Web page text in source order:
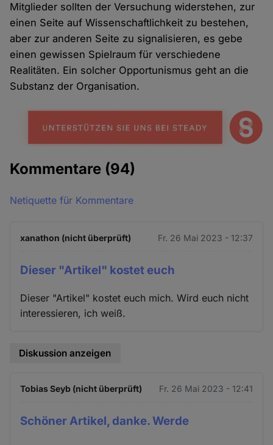
Mitglieder sollten der Versuchung widerstehen, zur
einen Seite auf Wissenschaftlichkeit zu bestehen,
aber zur anderen Seite zu signalisieren, es gebe
einen gewissen Spielraum für verschiedene
Realitäten. Ein solcher Opportunismus geht an die
Substanz der Organisation.
Kommentare (94)
Netiquette für Kommentare
xanathon (nicht überprüft) Fr. 26 Mai 2023 - 12:37
Dieser "Artikel" kostet euch
Dieser "Artikel" kostet euch mich. Wird euch nicht
interessieren, ich weiß.
Diskussion anzeigen
Tobias Seyb (nicht überprüft) Fr. 26 Mai 2023 - 12:41
Schöner Artikel, danke. Werde